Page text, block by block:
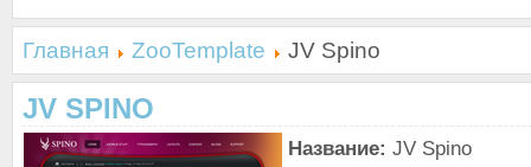
Главная ZooTemplate JV Spino
JV SPINO
Название: JV Spino